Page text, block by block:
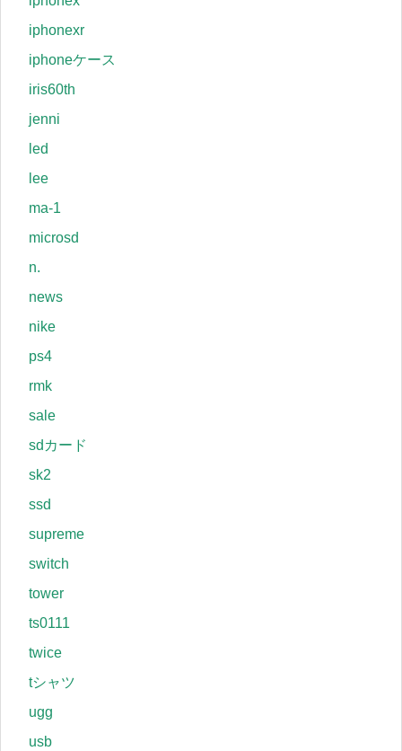
iphonexr
iphoneケース
iris60th
jenni
led
lee
ma-1
microsd
n.
news
nike
ps4
rmk
sale
sdカード
sk2
ssd
supreme
switch
tower
ts0111
twice
tシャツ
ugg
usb